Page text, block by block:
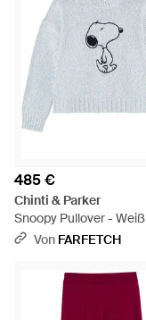
485 €
Chinti & Parker
Snoopy Pullover - Weiß
Von FARFETCH